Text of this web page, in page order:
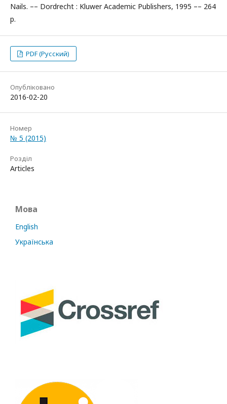
Nails. –– Dordrecht : Kluwer Academic Publishers, 1995 –– 264
p.
PDF (Русский)
Опубліковано
2016-02-20
Номер
№ 5 (2015)
Розділ
Articles
Мова
English
Українська